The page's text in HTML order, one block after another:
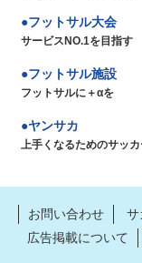
フットサル大会
サービスNO.1を目指す
フットサル施設
フットサルに＋αを
ヤンサカ
上手くなるためのサッ
お問い合わせ サ
広告掲載について